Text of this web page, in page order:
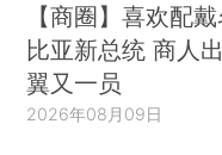
【商圈】喜欢配
比亚新总统 商人
翼又一员
2026年08月09日